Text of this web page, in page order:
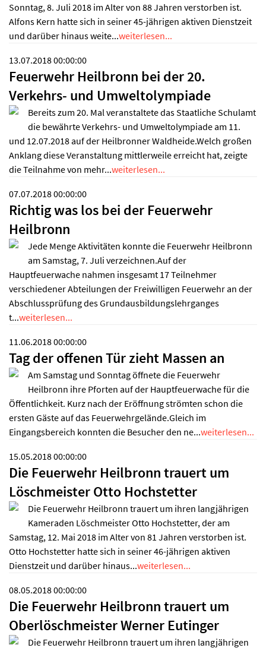
Sonntag, 8. Juli 2018 im Alter von 88 Jahren verstorben ist.
Alfons Kern hatte sich in seiner 45-jährigen aktiven Dienstzeit
und darüber hinaus weite...weiterlesen...
13.07.2018 00:00:00
Feuerwehr Heilbronn bei der 20.
Verkehrs- und Umweltolympiade
Bereits zum 20. Mal veranstaltete das Staatliche Schulamt
die bewährte Verkehrs- und Umweltolympiade am 11.
und 12.07.2018 auf der Heilbronner Waldheide.Welch großen
Anklang diese Veranstaltung mittlerweile erreicht hat, zeigte
die Teilnahme von mehr...weiterlesen...
07.07.2018 00:00:00
Richtig was los bei der Feuerwehr
Heilbronn
Jede Menge Aktivitäten konnte die Feuerwehr Heilbronn
am Samstag, 7. Juli verzeichnen.Auf der
Hauptfeuerwache nahmen insgesamt 17 Teilnehmer
verschiedener Abteilungen der Freiwilligen Feuerwehr an der
Abschlussprüfung des Grundausbildungslehrganges
t...weiterlesen...
11.06.2018 00:00:00
Tag der offenen Tür zieht Massen an
Am Samstag und Sonntag öffnete die Feuerwehr
Heilbronn ihre Pforten auf der Hauptfeuerwache für die
Öffentlichkeit. Kurz nach der Eröffnung strömten schon die
ersten Gäste auf das Feuerwehrgelände.Gleich im
Eingangsbereich konnten die Besucher den ne...weiterlesen...
15.05.2018 00:00:00
Die Feuerwehr Heilbronn trauert um
Löschmeister Otto Hochstetter
Die Feuerwehr Heilbronn trauert um ihren langjährigen
Kameraden Löschmeister Otto Hochstetter, der am
Samstag, 12. Mai 2018 im Alter von 81 Jahren verstorben ist.
Otto Hochstetter hatte sich in seiner 46-jährigen aktiven
Dienstzeit und darüber hinaus...weiterlesen...
08.05.2018 00:00:00
Die Feuerwehr Heilbronn trauert um
Oberlöschmeister Werner Eutinger
Die Feuerwehr Heilbronn trauert um ihren langjährigen